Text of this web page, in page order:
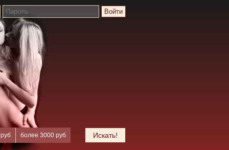
Войти
более 3000 руб Искать!